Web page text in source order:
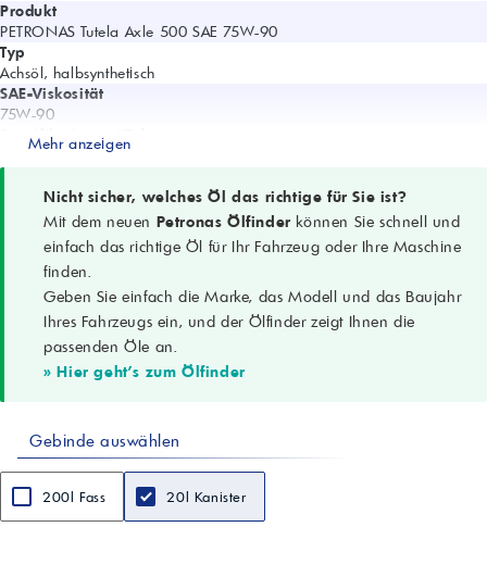
Produkt
PETRONAS Tutela Axle 500 SAE 75W-90
Typ
Achsöl, halbsynthetisch
SAE-Viskosität
75W-90
Spezifikationen/Zulassungen
API GL-5; MIL PRF 2105D
Achsen, Differenziale, Endantriebe; Getriebe mit API GL-5-Anforderung
Dichte bei 15 °C (ASTM D4052)
0,905 g/cm³
Kinematische Viskosität bei 100 °C (ASTM D445)
16,1 mm²/s (cSt)
Viskositätsindex (ASTM D2270)
Brookfield-Viskosität bei -40 °C (ASTM D2983)
130000 mPa·s (cP)
Pourpoint (ASTM D97)
-42 °C
204 °C
Hell und klar
Besondere Eigenschaften
Schutz vor Verschleiß/EP/Lochfraß; Wärme- und Oxidationsstabilität;
Mehr anzeigen
Nicht sicher, welches Öl das richtige für Sie ist?
Mit dem neuen Petronas Ölfinder können Sie schnell und
einfach das richtige Öl für Ihr Fahrzeug oder Ihre Maschine
finden.
Geben Sie einfach die Marke, das Modell und das Baujahr
Ihres Fahrzeugs ein, und der Ölfinder zeigt Ihnen die
passenden Öle an.
» Hier geht's zum Ölfinder
Gebinde auswählen
200l Fass 20l Kanister